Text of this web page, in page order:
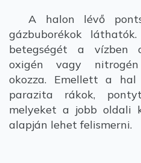
A halon lévő
gázbuborékok
betegségét a vízben
oxigén vagy
okozza. Emellett a
parazita rákok,
melyeket a jobb oldali
alapján lehet felismerni.